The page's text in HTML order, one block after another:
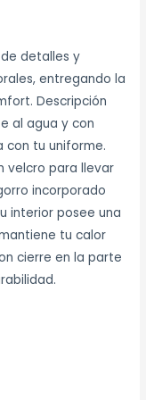
detalles y
entregando la
Descripción
al agua y con
con tu uniforme.
velcro para llevar
incorporado
interior posee una
tu calor
cierre en la parte